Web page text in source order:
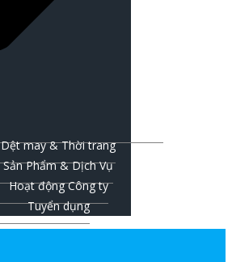
Dệt may & Thời trang
Sản Phẩm & Dịch Vụ
Hoạt động Công ty
Tuyển dụng